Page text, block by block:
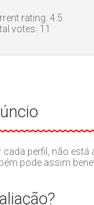
rating: 4.5
votes: 11
perfil, não está
pode assim